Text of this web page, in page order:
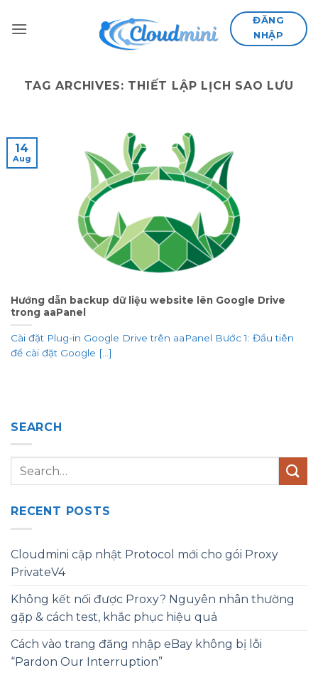
ĐĂNG
NHẬP
TAG ARCHIVES: THIẾT LẬP LỊCH SAO LƯU
Hướng dẫn backup dữ liệu website lên Google Drive
trong aaPanel
Cài đặt Plug-in Google Drive trên aaPanel Bước 1: Đầu tiên
để cài đặt Google [...]
14
Aug
SEARCH
RECENT POSTS
Cloudmini cập nhật Protocol mới cho gói Proxy
PrivateV4
Không kết nối được Proxy? Nguyên nhân thường
gặp & cách test, khắc phục hiệu quả
Cách vào trang đăng nhập eBay không bị lỗi
“Pardon Our Interruption”